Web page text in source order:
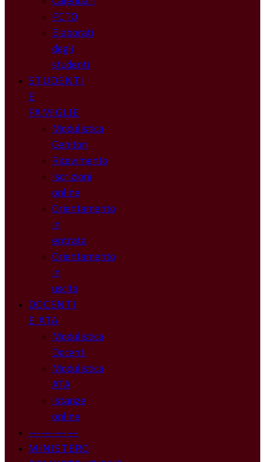
PCTO
Elaborati
degli
studenti
STUDENTI
E
FAMIGLIE
Modulistica
Genitori
Ricevimento
Iscrizioni
online
Orientamento
in
entrata
Orientamento
in
uscita
DOCENTI
E ATA
Modulistica
Docenti
Modulistica
ATA
Istanze
online
————
MINISTERO